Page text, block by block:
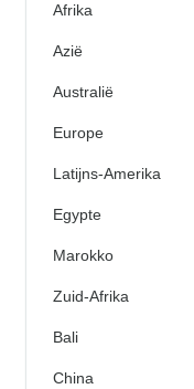
Afrika
Azië
Australië
Europe
Latijns-Amerika
Egypte
Marokko
Zuid-Afrika
Bali
China